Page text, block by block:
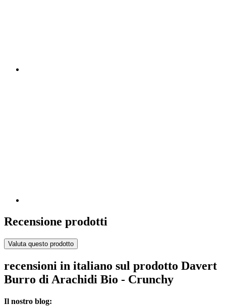
Recensione prodotti
Valuta questo prodotto
recensioni in italiano sul prodotto Davert
Burro di Arachidi Bio - Crunchy
Il nostro blog: